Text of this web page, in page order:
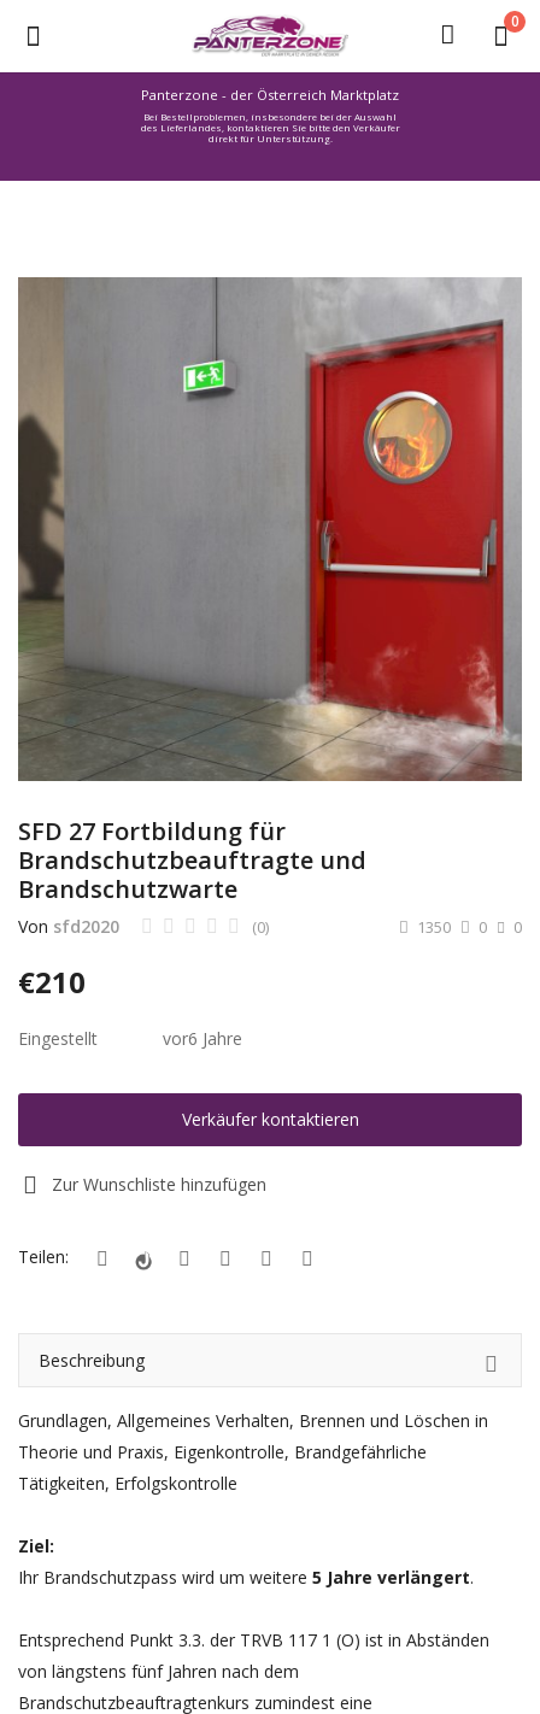
Panterzone - der Österreich Marktplatz
Bei Bestellproblemen, insbesondere bei der Auswahl
des Lieferlandes, kontaktieren Sie bitte den Verkäufer
direkt für Unterstützung.
0
Warenmarkt
Lebensmittelmarkt
Baumarkt
Dienstleistungen
Stellenmarkt
Travelzone
Immozone
Wunschliste
Kontakt
Blog
Standort
SFD 27 Fortbildung für
Brandschutzbeauftragte und
Brandschutzwarte
Von sfd2020 0
(0) 0
1350
€210
Eingestellt vor6 Jahre
Verkäufer kontaktieren
Zur Wunschliste hinzufügen
Teilen:
Beschreibung
Grundlagen, Allgemeines Verhalten, Brennen und Löschen in
Theorie und Praxis, Eigenkontrolle, Brandgefährliche
Tätigkeiten, Erfolgskontrolle
Ziel:
Ihr Brandschutzpass wird um weitere 5 Jahre verlängert.
Entsprechend Punkt 3.3. der TRVB 117 1 (O) ist in Abständen
von längstens fünf Jahren nach dem
Brandschutzbeauftragtenkurs zumindest eine